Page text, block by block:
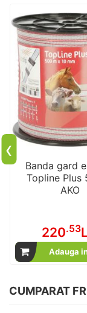
Banda gard
Topline Plus
AKO
220.53
Adauga
‹
CUMPARAT